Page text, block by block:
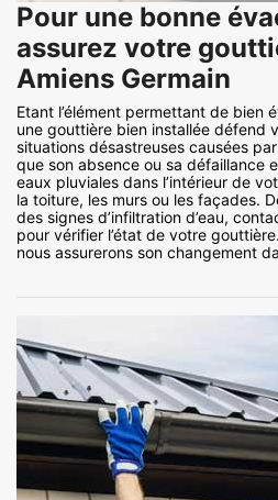
Pour une bonne
assurez votre
Amiens Germain
Etant l’élément permettant de bien
une gouttière bien installée défend
situations désastreuses causées
que son absence ou sa défaillance
eaux pluviales dans l’intérieur de
la toiture, les murs ou les façades.
des signes d’infiltration d’eau,
pour vérifier l’état de votre
nous assurerons son changement